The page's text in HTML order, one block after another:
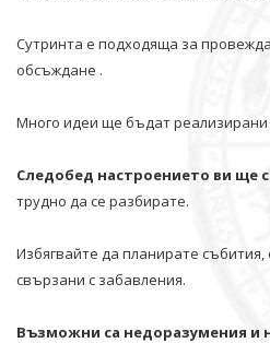
Сутринта е подходяща за
обсъждане .
Много идеи ще бъдат
Следобед настроението ви ще
трудно да се разбирате.
Избягвайте да планирате
свързани с забавления.
Възможни са недоразумения и